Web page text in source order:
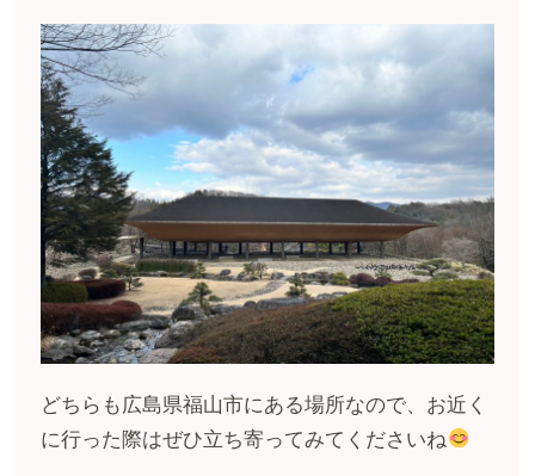
どちらも広島県福山市にある場所なので、お近く
に行った際はぜひ立ち寄ってみてくださいね